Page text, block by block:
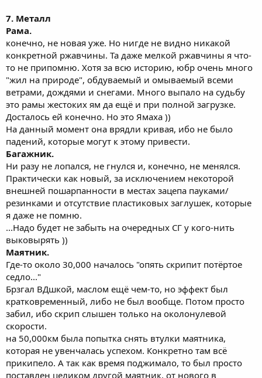
7. Металл
Рама.
конечно, не новая уже. Но нигде не видно никакой
конкретной ржавчины. Та даже мелкой ржавчины я что-
то не припомню. Хотя за всю историю, юбр очень много
"жил на природе", обдуваемый и омываемый всеми
ветрами, дождями и снегами. Много выпало на судьбу
это рамы жестоких ям да ещё и при полной загрузке.
Досталось ей конечно. Но это Ямаха ))
На данный момент она врядли кривая, ибо не было
падений, которые могут к этому привести.
Багажник.
Ни разу не лопался, не гнулся и, конечно, не менялся.
Практически как новый, за исключением некоторой
внешней пошарпанности в местах зацепа пауками/
резинками и отсутствие пластиковых заглушек, которые
я даже не помню.
...Надо будет не забыть на очередных СГ у кого-нить
выковырять ))
Маятник.
Где-то около 30,000 началось "опять скрипит потёртое
седло..."
Брзгал ВДшкой, маслом ещё чем-то, но эффект был
кратковременный, либо не был вообще. Потом просто
забил, ибо скрип слышен только на околонулевой
скорости.
на 50,000км была попытка снять втулки маятника,
которая не увенчалась успехом. Конкретно там всё
прикипело. А так как время поджимало, то был просто
поставлен целиком другой маятник, от нового в